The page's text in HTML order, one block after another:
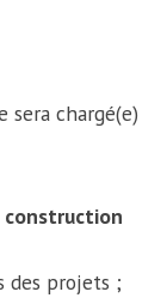
chargé(e)
des projets ;